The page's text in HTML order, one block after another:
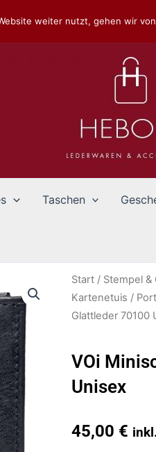
Taschen
Start / Stempel &
Kartenetuis /
Glattleder 70100
VOi
Unisex
45,00 €
weiter nutzt, gehen wir